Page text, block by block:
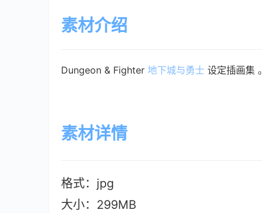
素材介绍
Dungeon & Fighter 地下城与勇士 设定插画集 。
素材详情
格式：jpg
大小：299MB